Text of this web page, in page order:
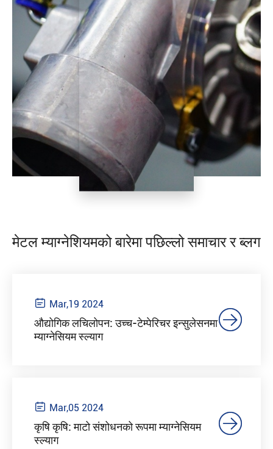
मेटल म्याग्नेशियमको बारेमा पछिल्लो समाचार र ब्लग
 Mar,19 2024
औद्योगिक लचिलोपन: उच्च-टेम्पेरिचर इन्सुलेसनमा
म्याग्नेसियम स्ल्याग

 Mar,05 2024
कृषि कृषि: माटो संशोधनको रूपमा म्याग्नेसियम
स्ल्याग
